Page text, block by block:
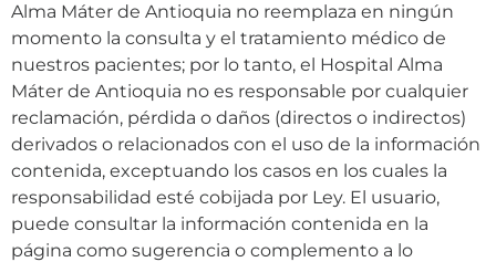
Alma Máter de Antioquia no reemplaza en ningún
momento la consulta y el tratamiento médico de
nuestros pacientes; por lo tanto, el Hospital Alma
Máter de Antioquia no es responsable por cualquier
reclamación, pérdida o daños (directos o indirectos)
derivados o relacionados con el uso de la información
contenida, exceptuando los casos en los cuales la
responsabilidad esté cobijada por Ley. El usuario,
puede consultar la información contenida en la
página como sugerencia o complemento a lo